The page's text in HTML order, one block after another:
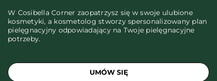
W Cosibella Corner zaopatrzysz się w swoje ulubione
kosmetyki, a kosmetolog stworzy spersonalizowany plan
pielęgnacyjny odpowiadający na Twoje pielęgnacyjne
potrzeby.
UMÓW SIĘ